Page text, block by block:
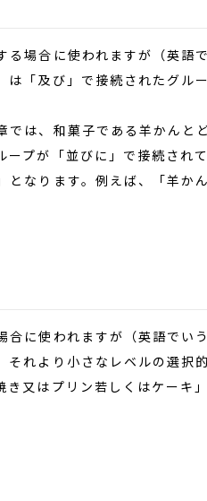
場合に使われますが（英語
「及び」で接続されたグル
は、和菓子である羊かんと
プが「並びに」で接続されて
なります。例えば、「羊か
に使われますが（英語でい
それより小さなレベルの選択
又はプリン若しくはケーキ